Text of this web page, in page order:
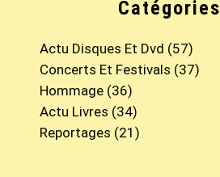
Catégories
Actu Disques Et Dvd (57)
Concerts Et Festivals (37)
Hommage (36)
Actu Livres (34)
Reportages (21)